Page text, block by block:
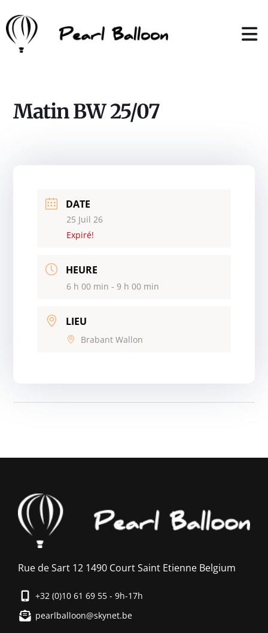
Matin BW 25/07
DATE
25 Juil 26
Expiré!
HEURE
6 h 00 min - 9 h 00 min
LIEU
Brabant Wallon
Rue de Sart 12 1490 Court Saint Etienne Belgium
+32 (0)10 61 69 55 - 9h-17h
pearlballoon@skynet.be